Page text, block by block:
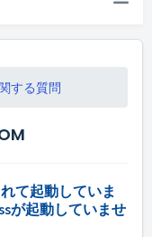
する質問
て起動していま
が起動していませ